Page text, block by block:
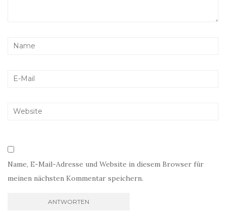
Name, E-Mail-Adresse und Website in diesem Browser für
meinen nächsten Kommentar speichern.